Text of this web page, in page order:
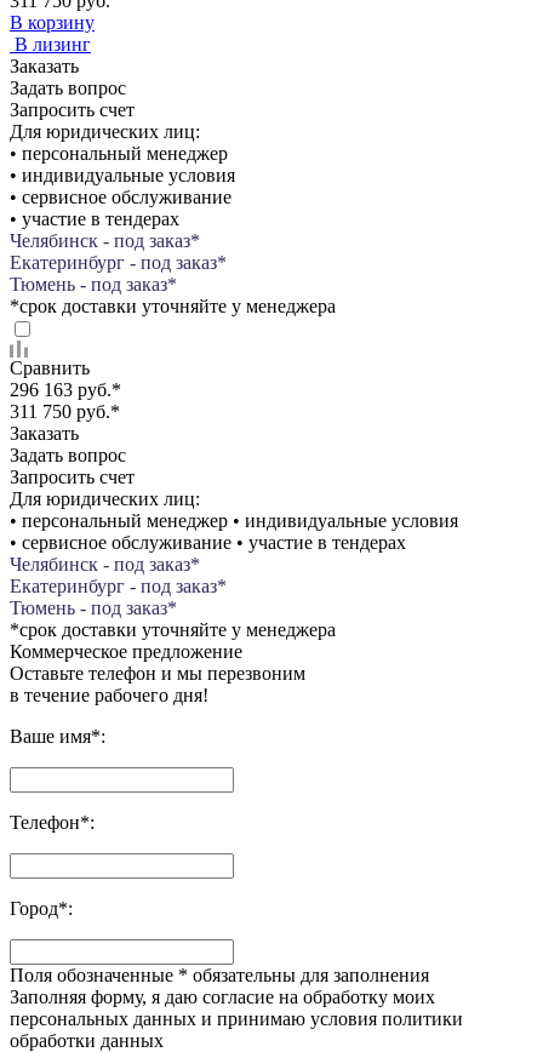
В корзину
В лизинг
Заказать
Задать вопрос
Запросить счет
Для юридических лиц:
• персональный менеджер
• индивидуальные условия
• сервисное обслуживание
• участие в тендерах
Челябинск - под заказ*
Екатеринбург - под заказ*
Тюмень - под заказ*
*срок доставки уточняйте у менеджера
Сравнить
296 163 руб.*
311 750 руб.*
Заказать
Задать вопрос
Запросить счет
Для юридических лиц:
• персональный менеджер • индивидуальные условия
• сервисное обслуживание • участие в тендерах
Челябинск - под заказ*
Екатеринбург - под заказ*
Тюмень - под заказ*
*срок доставки уточняйте у менеджера
Коммерческое предложение
Оставьте телефон и мы перезвоним
в течение рабочего дня!
Ваше имя*:
Телефон*:
Город*:
Поля обозначенные * обязательны для заполнения
Заполняя форму, я даю согласие на обработку моих
персональных данных и принимаю условия политики
обработки данных